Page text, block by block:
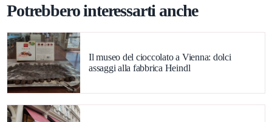
Potrebbero interessarti anche
Il museo del cioccolato a Vienna: dolci
assaggi alla fabbrica Heindl